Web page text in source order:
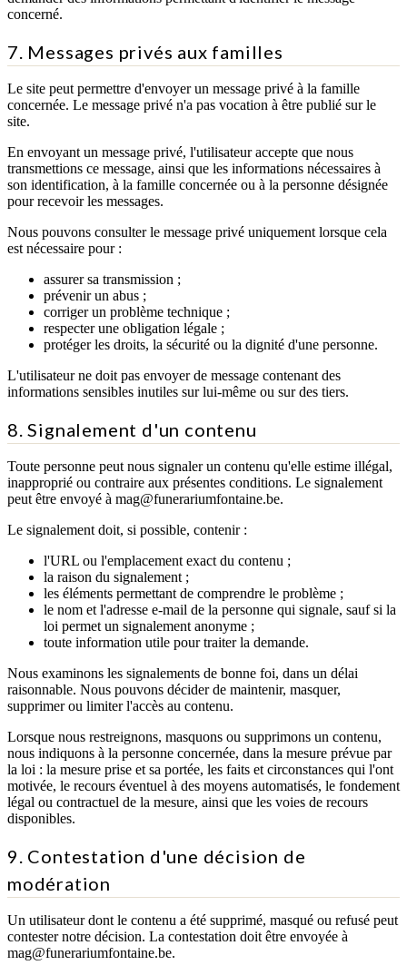
concerné.
7. Messages privés aux familles
Le site peut permettre d'envoyer un message privé à la famille
concernée. Le message privé n'a pas vocation à être publié sur le
site.
En envoyant un message privé, l'utilisateur accepte que nous
transmettions ce message, ainsi que les informations nécessaires à
son identification, à la famille concernée ou à la personne désignée
pour recevoir les messages.
Nous pouvons consulter le message privé uniquement lorsque cela
est nécessaire pour :
assurer sa transmission ;
prévenir un abus ;
corriger un problème technique ;
respecter une obligation légale ;
protéger les droits, la sécurité ou la dignité d'une personne.
L'utilisateur ne doit pas envoyer de message contenant des
informations sensibles inutiles sur lui-même ou sur des tiers.
8. Signalement d'un contenu
Toute personne peut nous signaler un contenu qu'elle estime illégal,
inapproprié ou contraire aux présentes conditions. Le signalement
peut être envoyé à mag@funerariumfontaine.be.
Le signalement doit, si possible, contenir :
l'URL ou l'emplacement exact du contenu ;
la raison du signalement ;
les éléments permettant de comprendre le problème ;
le nom et l'adresse e-mail de la personne qui signale, sauf si la
loi permet un signalement anonyme ;
toute information utile pour traiter la demande.
Nous examinons les signalements de bonne foi, dans un délai
raisonnable. Nous pouvons décider de maintenir, masquer,
supprimer ou limiter l'accès au contenu.
Lorsque nous restreignons, masquons ou supprimons un contenu,
nous indiquons à la personne concernée, dans la mesure prévue par
la loi : la mesure prise et sa portée, les faits et circonstances qui l'ont
motivée, le recours éventuel à des moyens automatisés, le fondement
légal ou contractuel de la mesure, ainsi que les voies de recours
disponibles.
9. Contestation d'une décision de
modération
Un utilisateur dont le contenu a été supprimé, masqué ou refusé peut
contester notre décision. La contestation doit être envoyée à
mag@funerariumfontaine.be.